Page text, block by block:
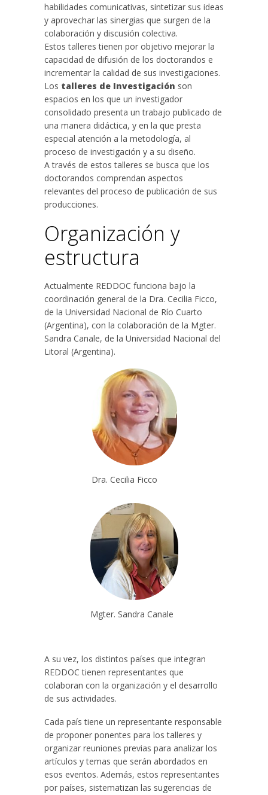
habilidades comunicativas, sintetizar sus ideas
y aprovechar las sinergias que surgen de la
colaboración y discusión colectiva.
Estos talleres tienen por objetivo mejorar la
capacidad de difusión de los doctorandos e
incrementar la calidad de sus investigaciones.
Los talleres de Investigación son
espacios en los que un investigador
consolidado presenta un trabajo publicado de
una manera didáctica, y en la que presta
especial atención a la metodología, al
proceso de investigación y a su diseño.
A través de estos talleres se busca que los
doctorandos comprendan aspectos
relevantes del proceso de publicación de sus
producciones.
Organización y
estructura
Actualmente REDDOC funciona bajo la
coordinación general de la Dra. Cecilia Ficco,
de la Universidad Nacional de Río Cuarto
(Argentina), con la colaboración de la Mgter.
Sandra Canale, de la Universidad Nacional del
Litoral (Argentina).
Dra. Cecilia Ficco
Mgter. Sandra Canale
A su vez, los distintos países que integran
REDDOC tienen representantes que
colaboran con la organización y el desarrollo
de sus actividades.
Cada país tiene un representante responsable
de proponer ponentes para los talleres y
organizar reuniones previas para analizar los
artículos y temas que serán abordados en
esos eventos. Además, estos representantes
por países, sistematizan las sugerencias de